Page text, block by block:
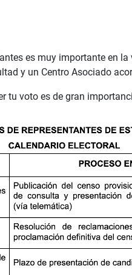
es muy importante en
y un Centro Asociado
tu voto es de gran